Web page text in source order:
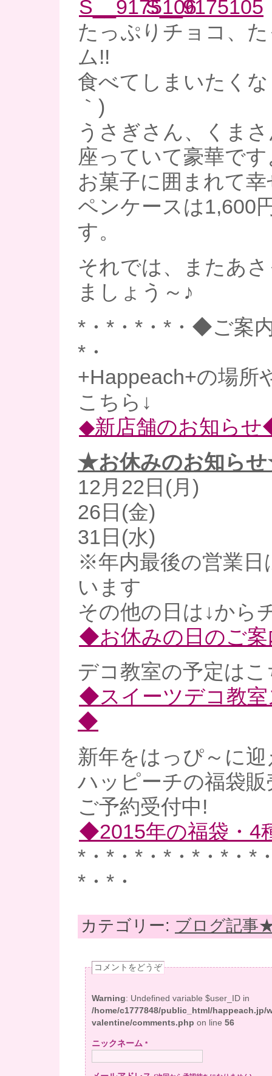
たっぷりチョコ、
ム!!
食べてしまいたくな
｀)
うさぎさん、くま
座っていて豪華です
お菓子に囲まれて
ペンケースは1,600
す。
それでは、またあ
ましょう～♪
*・*・*・*・◆ご案
*・
+Happeach+の場所
こちら↓
◆新店舗のお知ら
★お休みのお知ら
12月22日(月)
26日(金)
31日(水)
※年内最後の営業日
います
その他の日は↓から
◆お休みの日のご
デコ教室の予定はこ
◆スイーツデコ教室
◆
新年をはっぴ～に
ハッピーチの福袋
ご予約受付中!
◆2015年の福袋・4
*・*・*・*・*・*・*
*・*・
カテゴリー: ブログ記事
コメントをどうぞ
Warning
: Undefined variable $user_ID in
/home/c1777848/public_html/happeach.jp/
valentine/comments.php on line 56
ニックネーム *